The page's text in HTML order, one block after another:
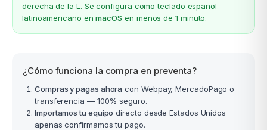
derecha de la L. Se configura como teclado español
latinoamericano enmacOS en menos de 1 minuto.
¿Cómo funciona la compra en preventa?
Compras y pagas ahora con Webpay, MercadoPago o
transferencia — 100% seguro.
Importamos tu equipo directo desde Estados Unidos
apenas confirmamos tu pago.